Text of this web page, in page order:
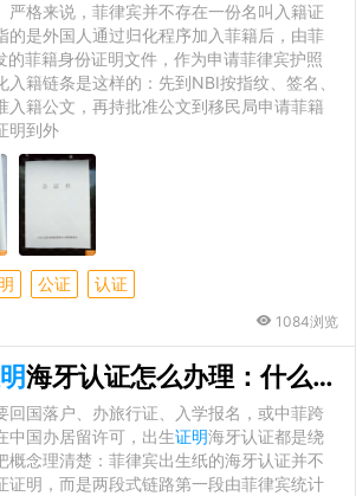
严格来说，菲律宾并不存在一份名叫入籍证
的是外国人通过归化程序加入菲籍后，由菲
的菲籍身份证明文件，作为申请菲律宾护照
入籍链条是这样的：先到NBI按指纹、签名、
入籍公文，再持批准公文到移民局申请菲籍
明到外
公证 认证
1084浏览
海牙认证怎么办理：什么情况必须办
回国落户、办旅行证、入学报名，或中菲跨
中国办居留许可，出生证明海牙认证都是绕
概念理清楚：菲律宾出生纸的海牙认证并不
证明，而是两段式链路第一段由菲律宾统计